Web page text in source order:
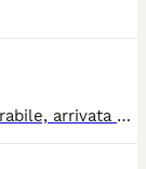
3 mesi e mezzo femminuccia dolce e adorabile, arrivata a Bologna da Palermo x cercare adozione. Abituata in casa, cerca famiglia, solo per adozione in casa in sicurezza, dopo pre affido con visita conoscitiva di volontario. Si trova a BOLOGNA lasciare whatsapp con presentazione